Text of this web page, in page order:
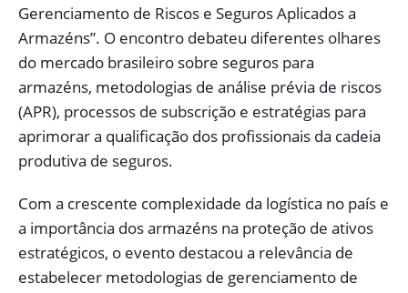
Gerenciamento de Riscos e Seguros Aplicados a
Armazéns”. O encontro debateu diferentes olhares
do mercado brasileiro sobre seguros para
armazéns, metodologias de análise prévia de riscos
(APR), processos de subscrição e estratégias para
aprimorar a qualificação dos profissionais da cadeia
produtiva de seguros.
Com a crescente complexidade da logística no país e
a importância dos armazéns na proteção de ativos
estratégicos, o evento destacou a relevância de
estabelecer metodologias de gerenciamento de